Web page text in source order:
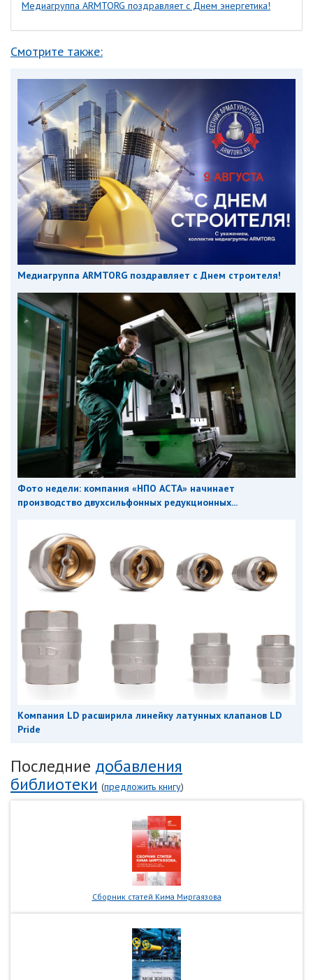
Медиагруппа ARMTORG поздравляет с Днем энергетика!
Смотрите также:
Медиагруппа ARMTORG поздравляет с Днем строителя!
Фото недели: компания «НПО АСТА» начинает
производство двухсильфонных редукционных...
Компания LD расширила линейку латунных клапанов LD
Pride
Последние добавления
библиотеки (предложить книгу)
Сборник статей Кима Миргаязова